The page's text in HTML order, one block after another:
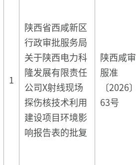
1
陕西省西咸新区
行政审批服务局
关于陕西电力科
隆发展有限责任
公司X射线现场
探伤核技术利用
建设项目环境影
响报告表的批复
陕西咸审
服准
〔2026〕
63号